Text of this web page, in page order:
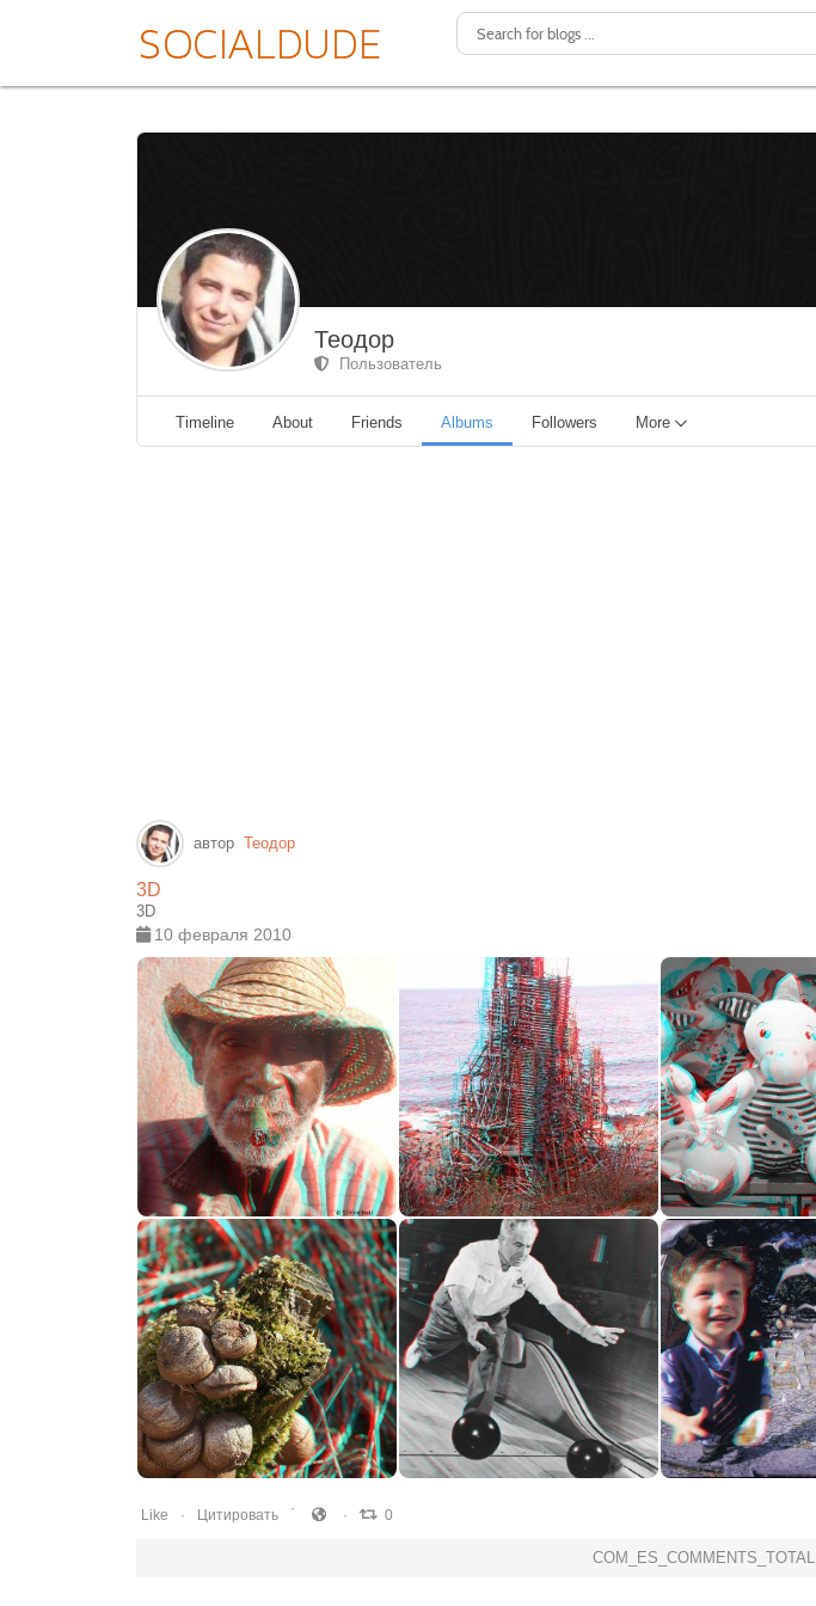
Теодор
Пользователь
Timeline About Friends Albums Followers More
автор Теодор
3D
3D
10 февраля 2010
0 0 0 0 0 0 0 0
0 0 0 0 0 0 0 0
Like Цитировать 0
COM_ES_COMMENTS_TOTAL